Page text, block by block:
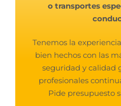
o transportes
Tenemos la
bien hechos con las
seguridad y calidad
profesionales
Pide presupuesto